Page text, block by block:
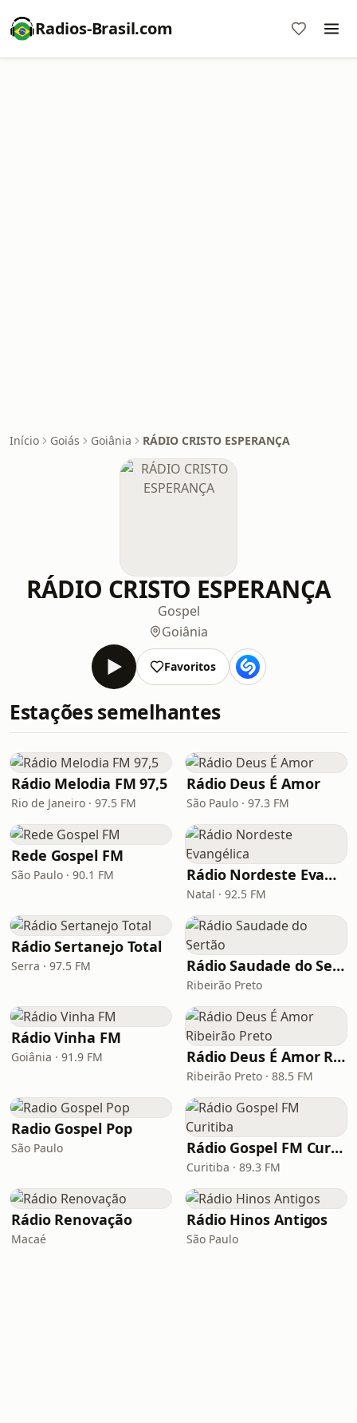
Radios-Brasil.com
Início Goiás Goiânia RÁDIO CRISTO ESPERANÇA
RÁDIO CRISTO ESPERANÇA
Gospel
Goiânia
Favoritos
Estações semelhantes
Rádio Melodia FM 97,5
Rio de Janeiro · 97.5 FM
Rádio Deus É Amor
São Paulo · 97.3 FM
Rede Gospel FM
São Paulo · 90.1 FM Rádio Nordeste Evangélica
Natal · 92.5 FM
Rádio Sertanejo Total
Serra · 97.5 FM Rádio Saudade do Sertão
Ribeirão Preto
Rádio Vinha FM
Goiânia · 91.9 FM Rádio Deus É Amor Ribeirão Preto
Ribeirão Preto · 88.5 FM
Radio Gospel Pop
São Paulo Rádio Gospel FM Curitiba
Curitiba · 89.3 FM
Rádio Renovação
Macaé
Rádio Hinos Antigos
São Paulo